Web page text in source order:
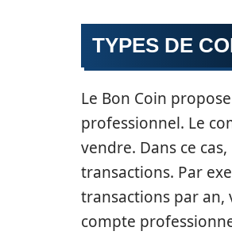
TYPES DE
Le Bon Coin
professionnel. Le
vendre. Dans ce
transactions. Par
transactions par an,
compte